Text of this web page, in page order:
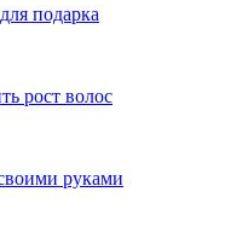
подарка
рост волос
руками